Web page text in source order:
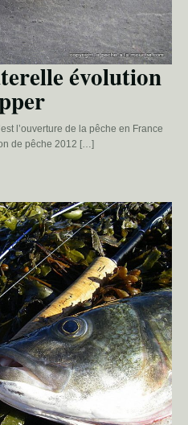
évolution
l’ouverture de la pêche en France
de pêche 2012 […]